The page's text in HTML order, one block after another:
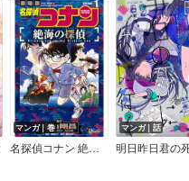
マンガ｜巻
名探偵コナン 絶海の探偵
マンガ｜話